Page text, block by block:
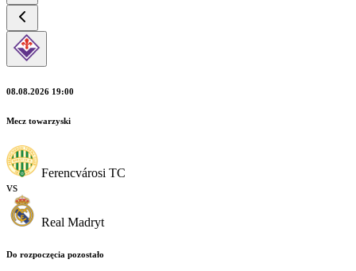
08.08.2026 19:00
Mecz towarzyski
Ferencvárosi TC
vs
Real Madryt
Do rozpoczęcia pozostało